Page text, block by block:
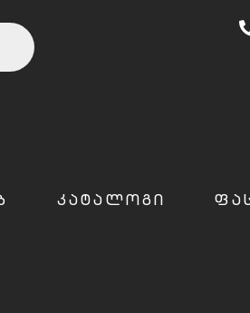
ᲙᲐᲢᲐᲚᲝᲒᲘ